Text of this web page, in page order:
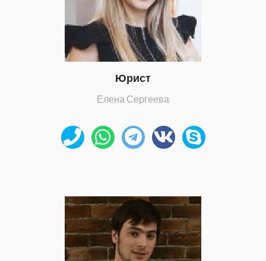
Юрист
Елена Сергеева